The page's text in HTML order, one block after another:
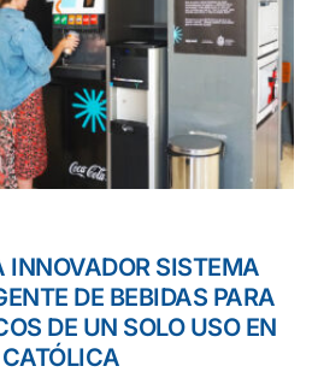
SISTEMA
DE BEBIDAS PARA
DE UN SOLO USO EN